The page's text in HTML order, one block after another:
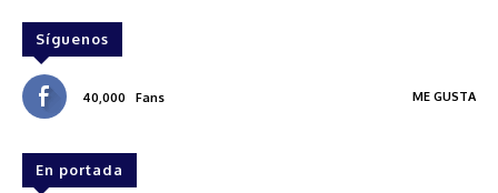
Síguenos
40,000 Fans ME GUSTA
En portada